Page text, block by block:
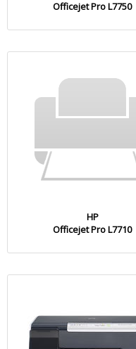
Officejet Pro L7750
HP
Officejet Pro L7710